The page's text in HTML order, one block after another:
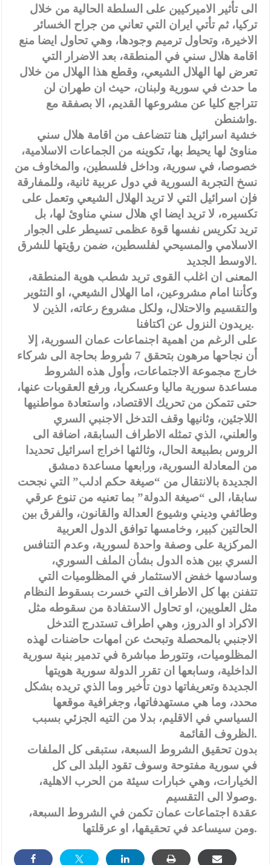
الى تأثير الاميركيين على السلطة الحالية من خلال
تركيا، ثم تأتي ايران التي تعاني من جراح الخسائر
الاخيرة، وتحاول ترميم وجودها، وهي تحاول ايضا منع
اقامة هلال سني في المنطقة، بعد الاضرار التي
تعرض لها الهلال الشيعي، وقطع هذا الهلال من خلال
ما حدث في سورية ولبنان، حيث ان طهران لن
تتراجع كليا عن مشروعها القديم، الا بصفقة مع
واشنطن.
خشية اسرائيل هنا تتضاعف من اقامة هلال سني
مناوئ لها يحيط بها، تكوينه من الجماعات الاسلامية،
خصوصا، في سورية، وداخل فلسطين، والمخاوف من
نسخ التجربة السورية في دول عربية ثانية، وللمفارقة
فإن اسرائيل التي لا تريد الهلال الشيعي وتعمل على
تكسيره، لا تريد ايضا اي هلال سني مناوئ لها، بل
تريد تكريس نفسها قوة عظمى تسيطر على الجوار
الاسلامي والمسيحي لفلسطين، ضمن رؤيتها للشرق
الاوسط الجديد.
المعنى ان اغلب القوى تريد شطب هوية المنطقة،
وكأننا امام مشروعين، اما الهلال الشيعي، او التثوير
والتقسيم والاحتلال، ولكل مشروع رعاته، الذين لا
يريدون النزول عن اكتافنا.
على الرغم من اهمية اجنماعات عمان السورية، إلا
أن نجاحها مرهون بتحقق 7 شروط بحاجة الى شركاء
خارج مجموعة الاجتماعات، وأول هذه الشروط
مساعدة سورية ماليا وعسكريا، ورفع العقوبات عنها،
حتى تتمكن من تحريك الاقتصاد، واستعادة مواطنيها
اللاجئين، وثانيها وقف التدخل الاجنبي السري
والعلني، الذي تمثله الاطراف السابقة، اضافة الى
الروس بطبيعة الحال، وثالثها اخراج اسرائيل تحديدا
من المعادلة السورية، ورابعها مساعدة دمشق
الجديدة بالانتقال من “صيغة حكم ادلب” التي نجحت
سابقا، الى “صيغة الدولة” بما تعنيه من تنوع عرقي
وطائفي وديني وشيوع العدالة والقانون، والفرق بين
الحالتين كبير، وخامسها توافق الدول العربية
المركزية على وصفة واحدة لسورية، وعدم التنافس
السري بين هذه الدول بشأن الملف السوري،
وسادسها خفض الاستثمار في المظلوميات التي
تتفنن بها كل الاطراف التي خسرت بسقوط النظام
مثل العلويين، او تحاول الاستفادة من سقوطه مثل
الاكراد او الدروز، وهي اطراف تستدرج التدخل
الاجنبي بالمحصلة وتبحث عن امهات حاضنات لهذه
المظلوميات، وتتورط مباشرة في تدمير بنية سورية
الداخلية، وسابعها ان تقرر الدولة سورية هويتها
الجديدة وتعريفاتها دون تأخير وما الذي تريده بشكل
محدد، وما هي مستهدفاتها، وجغرافية موقعها
السياسي في الاقليم، بدلا من التيه الجزئي بسبب
الظروف القائمة.
بدون تحقيق الشروط السبعة، ستبقى كل الملفات
في سورية مفتوحة وسوف تقود البلد الى كل
الخيارات، وهي خبارات سيئة من الحرب الاهلية،
وصولا الى التقسيم.
عقدة اجتماعات عمان تكمن في الشروط السبعة،
ومن سيساعد في تحقيقها، او عرقلتها.